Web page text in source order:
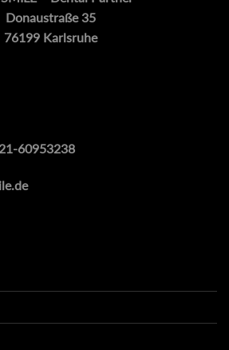
Donaustraße 35
76199 Karlsruhe
60953238